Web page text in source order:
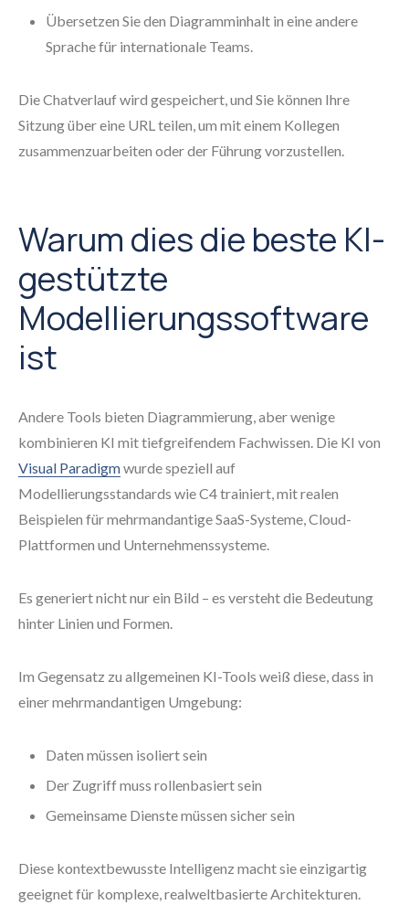
Übersetzen Sie den Diagramminhalt in eine andere
Sprache für internationale Teams.
Die Chatverlauf wird gespeichert, und Sie können Ihre
Sitzung über eine URL teilen, um mit einem Kollegen
zusammenzuarbeiten oder der Führung vorzustellen.
Warum dies die beste KI-
gestützte
Modellierungssoftware
ist
Andere Tools bieten Diagrammierung, aber wenige
kombinieren KI mit tiefgreifendem Fachwissen. Die KI von
Visual Paradigmwurde speziell auf
Modellierungsstandards wie C4 trainiert, mit realen
Beispielen für mehrmandantige SaaS-Systeme, Cloud-
Plattformen und Unternehmenssysteme.
Es generiert nicht nur ein Bild – es versteht die Bedeutung
hinter Linien und Formen.
Im Gegensatz zu allgemeinen KI-Tools weiß diese, dass in
einer mehrmandantigen Umgebung:
Daten müssen isoliert sein
Der Zugriff muss rollenbasiert sein
Gemeinsame Dienste müssen sicher sein
Diese kontextbewusste Intelligenz macht sie einzigartig
geeignet für komplexe, realweltbasierte Architekturen.